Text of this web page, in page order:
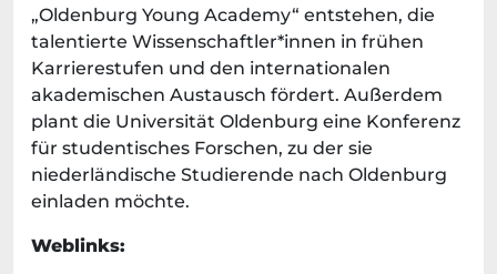
„Oldenburg Young Academy“ entstehen, die
talentierte Wissenschaftler*innen in frühen
Karrierestufen und den internationalen
akademischen Austausch fördert. Außerdem
plant die Universität Oldenburg eine Konferenz
für studentisches Forschen, zu der sie
niederländische Studierende nach Oldenburg
einladen möchte.
Weblinks: